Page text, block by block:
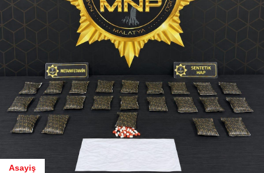
Asayiş